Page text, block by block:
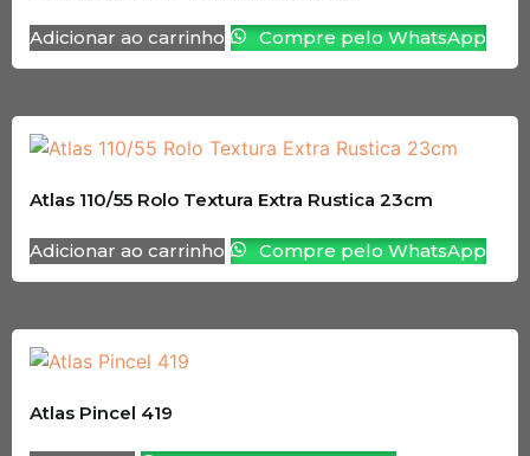
Adicionar ao carrinho Compre pelo WhatsApp
Atlas 110/55 Rolo Textura Extra Rustica 23cm
Adicionar ao carrinho Compre pelo WhatsApp
Atlas Pincel 419